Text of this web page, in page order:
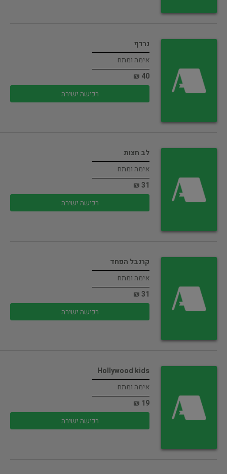
נרדף
אימה ומתח
40 ₪
רכישה ישירה
לב חצות
אימה ומתח
31 ₪
רכישה ישירה
קרנבל הפחד
אימה ומתח
31 ₪
רכישה ישירה
Hollywood kids
אימה ומתח
19 ₪
רכישה ישירה